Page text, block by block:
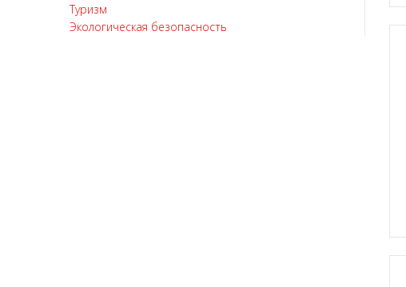
Туризм
Экологическая безопасность